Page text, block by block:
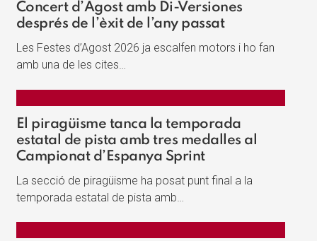
Concert d’Agost amb Di-Versiones
després de l’èxit de l’any passat
Les Festes d’Agost 2026 ja escalfen motors i ho fan
amb una de les cites…
El piragüisme tanca la temporada
estatal de pista amb tres medalles al
Campionat d’Espanya Sprint
La secció de piragüisme ha posat punt final a la
temporada estatal de pista amb…